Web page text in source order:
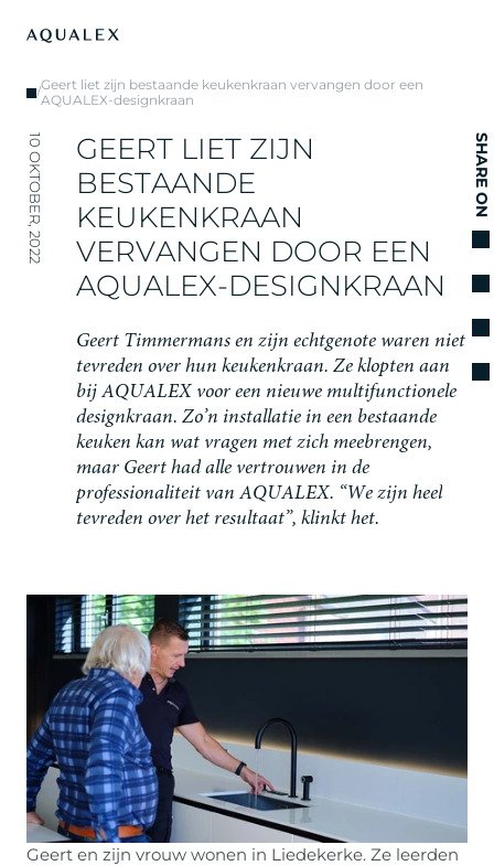
/Geert liet zijn bestaande keukenkraan vervangen door een
AQUALEX-designkraan
10 OKTOBER, 2022 GEERT LIET ZIJN
BESTAANDE
KEUKENKRAAN
VERVANGEN DOOR EEN
AQUALEX-DESIGNKRAAN
Geert Timmermans en zijn echtgenote waren niet
tevreden over hun keukenkraan. Ze klopten aan
bij AQUALEX voor een nieuwe multifunctionele
designkraan. Zo’n installatie in een bestaande
keuken kan wat vragen met zich meebrengen,
maar Geert had alle vertrouwen in de
professionaliteit van AQUALEX. “We zijn heel
tevreden over het resultaat”, klinkt het.
SHARE ON
Geert en zijn vrouw wonen in Liedekerke. Ze leerden